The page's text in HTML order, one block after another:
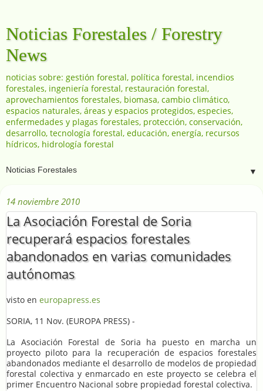
Noticias Forestales / Forestry
News
noticias sobre: gestión forestal, política forestal, incendios
forestales, ingeniería forestal, restauración forestal,
aprovechamientos forestales, biomasa, cambio climático,
espacios naturales, áreas y espacios protegidos, especies,
enfermedades y plagas forestales, protección, conservación,
desarrollo, tecnología forestal, educación, energía, recursos
hídricos, hidrología forestal
▼
14 noviembre 2010
La Asociación Forestal de Soria
recuperará espacios forestales
abandonados en varias comunidades
autónomas
visto en europapress.es
SORIA, 11 Nov. (EUROPA PRESS) -
La Asociación Forestal de Soria ha puesto en marcha un
proyecto piloto para la recuperación de espacios forestales
abandonados mediante el desarrollo de modelos de propiedad
forestal colectiva y enmarcado en este proyecto se celebra el
primer Encuentro Nacional sobre propiedad forestal colectiva.